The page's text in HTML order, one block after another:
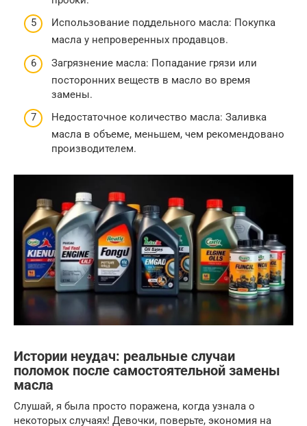
Использование поддельного масла: Покупка
масла у непроверенных продавцов.
Загрязнение масла: Попадание грязи или
посторонних веществ в масло во время
замены.
Недостаточное количество масла: Заливка
масла в объеме, меньшем, чем рекомендовано
производителем.
Истории неудач: реальные случаи
поломок после самостоятельной замены
масла
Слушай, я была просто поражена, когда узнала о
некоторых случаях! Девочки, поверьте, экономия на